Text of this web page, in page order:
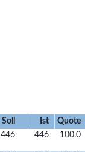
Soll Ist
Quote
446 446 100.0